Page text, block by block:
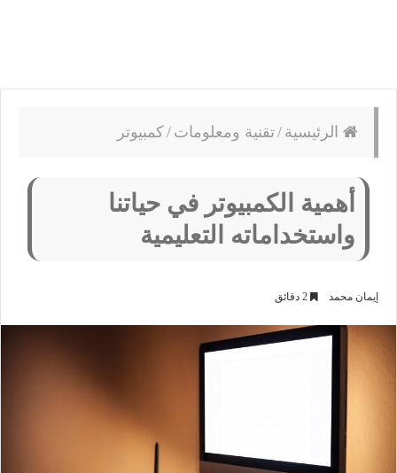
الرئيسية /تقنية ومعلومات /كمبيوتر
أهمية الكمبيوتر في حياتنا
واستخداماته التعليمية
إيمان محمد